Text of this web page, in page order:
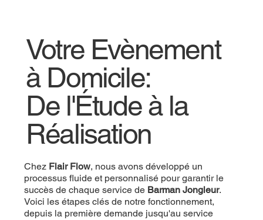
Votre Evènement
à Domicile:
De l'Étude à la
Réalisation
Chez Flair Flow, nous avons développé un
processus fluide et personnalisé pour garantir le
succès de chaque service de Barman Jongleur.
Voici les étapes clés de notre fonctionnement,
depuis la première demande jusqu'au service